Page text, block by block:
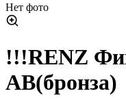
Нет фото
!!!RENZ
AB(бронза)